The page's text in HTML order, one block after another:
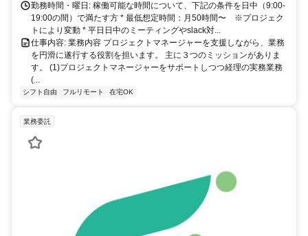
勤務時間・曜日: 稼働可能な時間について、下記の条件を日中（9:00-
19:00の間）で満たす方 * 最低想定時間：月50時間〜 ※プロジェク
トにより変動 * 平日日中のミーティングやslack対...
仕事内容: 業務内容 プロジェクトマネージャーを支援しながら、業務
を円滑に遂行する役割を担います。 主に３つのミッションがありま
す。 (1)プロジェクトマネージャーをサポートしつつ経理の実務業務
(...
シフト自由 フルリモート 在宅OK
業務委託